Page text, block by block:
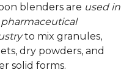
blenders are used in
to mix granules,
dry powders, and
solid forms.